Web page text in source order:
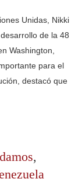
Unidas, Nikki
de la 48
Washington,
para el
destacó que
,